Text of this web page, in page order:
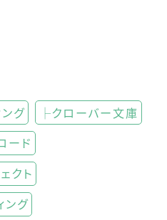
グ
├クローバー文庫
ード
クト
ング